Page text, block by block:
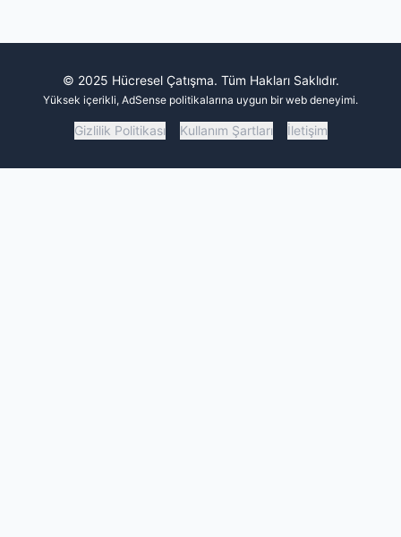
© 2025 Hücresel Çatışma. Tüm Hakları Saklıdır.
Yüksek içerikli, AdSense politikalarına uygun bir web deneyimi.
Gizlilik Politikası Kullanım Şartları İletişim